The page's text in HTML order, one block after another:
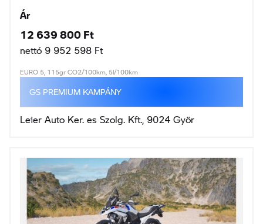
Ár
12 639 800 Ft
nettó 9 952 598 Ft
EURO 5, 115gr CO2/100km, 5l/100km
GS PREMIUM KAMPÁNY
Leier Auto Ker. es Szolg. Kft., 9024 Györ